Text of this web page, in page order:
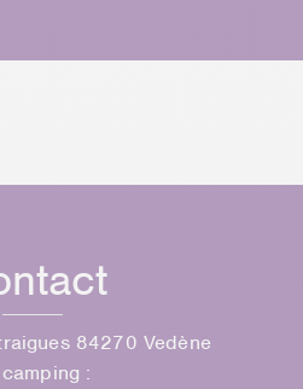
84270 Vedène
: